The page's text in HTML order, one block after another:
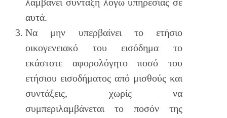
αυτά.
Να μην υπερβαίνει το ετήσιο
οικογενειακό του εισόδημα το
εκάστοτε αφορολόγητο ποσό του
ετήσιου εισοδήματος από μισθούς και
συντάξεις, χωρίς να
συμπεριλαμβάνεται το ποσόν της